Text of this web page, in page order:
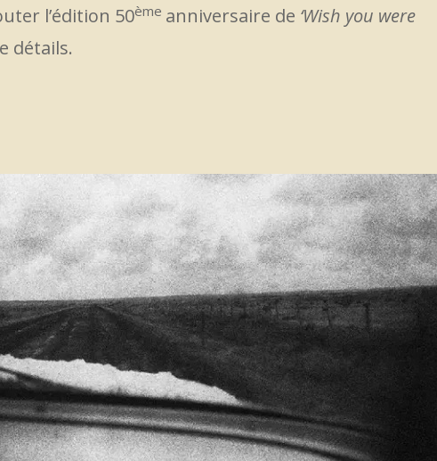
l’édition 50ème anniversaire de ‘Wish you were
détails.